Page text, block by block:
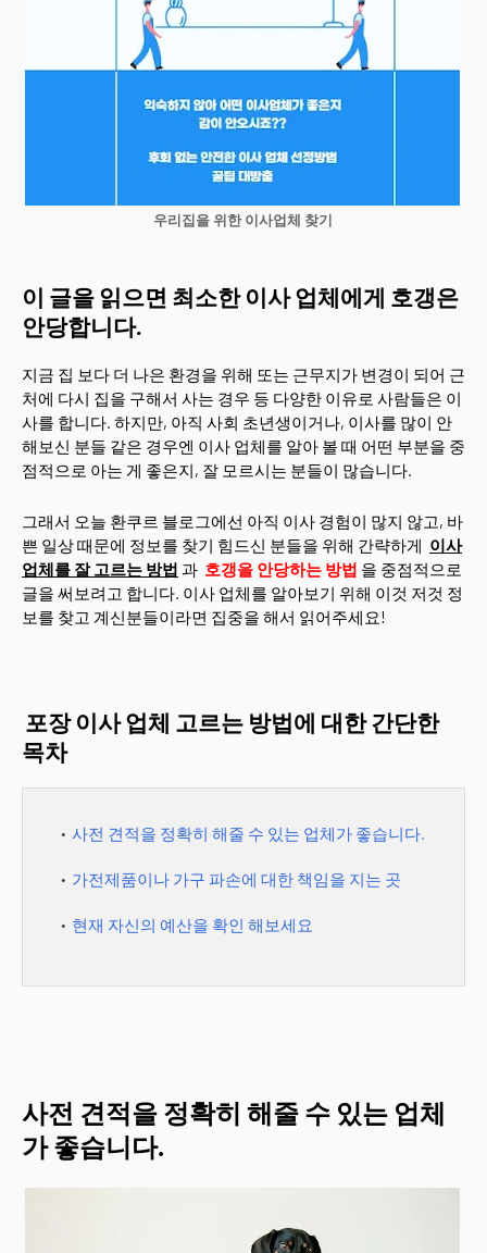
우리집을 위한 이사업체 찾기
이 글을 읽으면 최소한 이사 업체에게 호갱은
안당합니다.
지금 집 보다 더 나은 환경을 위해 또는 근무지가 변경이 되어 근
처에 다시 집을 구해서 사는 경우 등 다양한 이유로 사람들은 이
사를 합니다. 하지만, 아직 사회 초년생이거나, 이사를 많이 안
해보신 분들 같은 경우엔 이사 업체를 알아 볼 때 어떤 부분을 중
점적으로 아는 게 좋은지, 잘 모르시는 분들이 많습니다.
그래서 오늘 환쿠르 블로그에선 아직 이사 경험이 많지 않고, 바
쁜 일상 때문에 정보를 찾기 힘드신 분들을 위해 간략하게 이사
업체를 잘 고르는 방법 과 호갱을 안당하는 방법 을 중점적으로
글을 써보려고 합니다. 이사 업체를 알아보기 위해 이것 저것 정
보를 찾고 계신분들이라면 집중을 해서 읽어주세요!
포장 이사 업체 고르는 방법에 대한 간단한
목차
사전 견적을 정확히 해줄 수 있는 업체가 좋습니다.
가전제품이나 가구 파손에 대한 책임을 지는 곳
현재 자신의 예산을 확인 해보세요
사전 견적을 정확히 해줄 수 있는 업체
가 좋습니다.